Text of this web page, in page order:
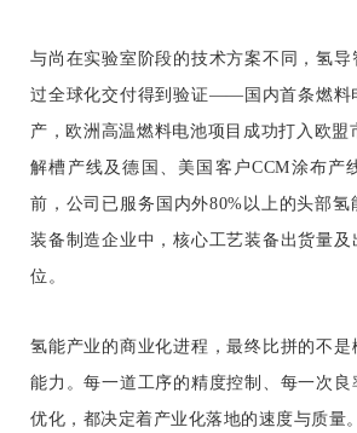
与尚在实验室阶段的技术方案不同，氢导
过全球化交付得到验证——国内首条燃料
产，欧洲高温燃料电池项目成功打入欧盟
解槽产线及德国、美国客户CCM涂布产
前，公司已服务国内外80%以上的头部
装备制造企业中，核心工艺装备出货量
位。
氢能产业的商业化进程，最终比拼的不是
能力。每一道工序的精度控制、每一次良
优化，都决定着产业化落地的速度与质量。